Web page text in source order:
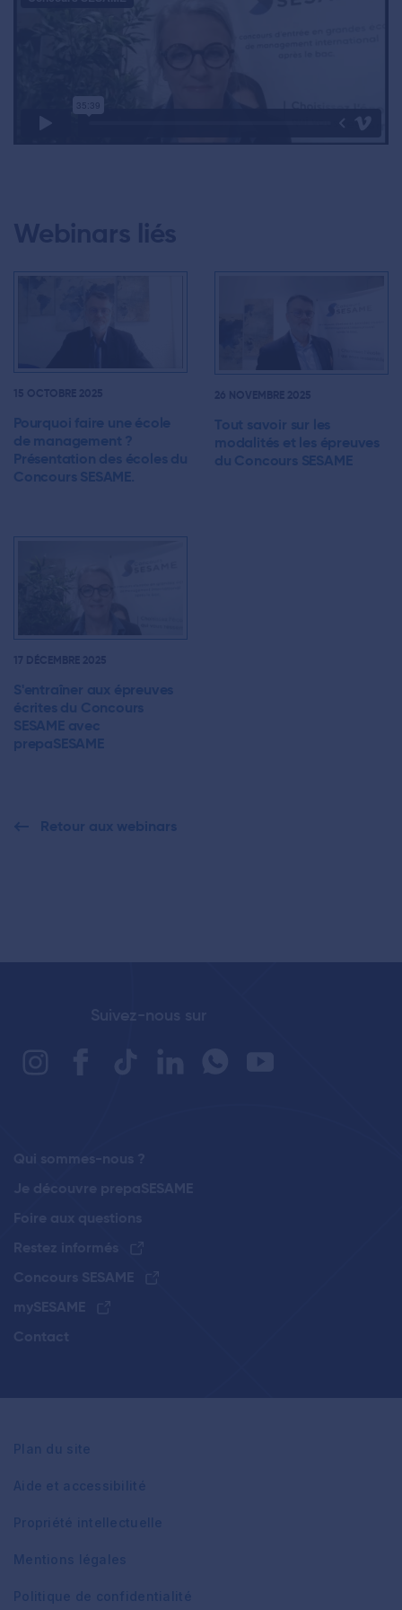
Pourquoi faire une école
de management ?
Présentation des écoles du
Concours SESAME.
Tout savoir sur les
modalités et les épreuves
du Concours SESAME
S'entraîner aux épreuves
écrites du Concours
SESAME avec
prepaSESAME
Retour aux webinars
Plan du site
Aide et accessibilité
Propriété intellectuelle
Mentions légales
Politique de confidentialité